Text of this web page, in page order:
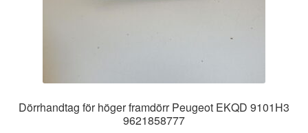
Dörrhandtag för höger framdörr Peugeot EKQD 9101H3
9621858777